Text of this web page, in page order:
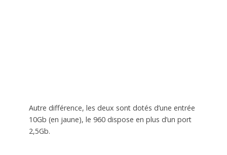
Autre différence, les deux sont dotés d’une entrée
10Gb (en jaune), le 960 dispose en plus d’un port
2,5Gb.